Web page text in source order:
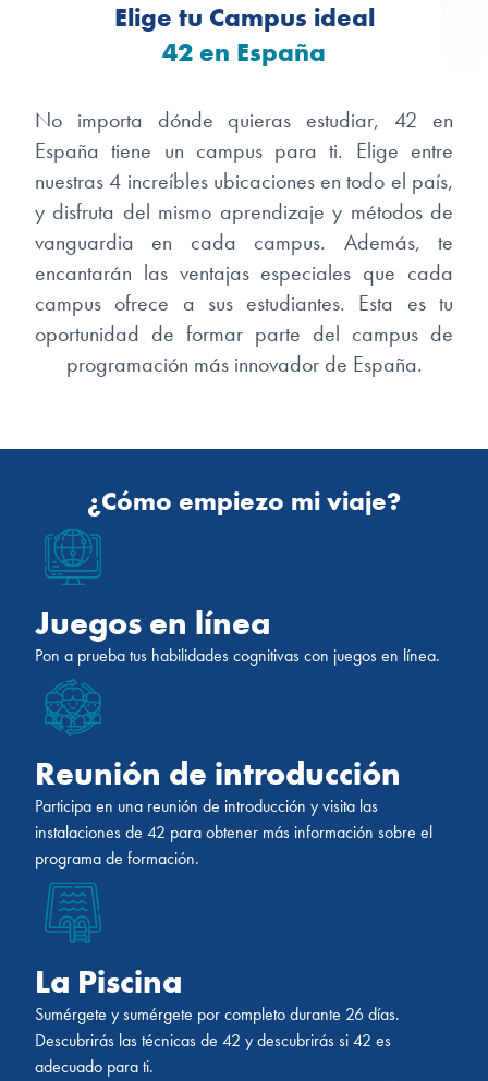
Elige tu Campus ideal
42 en España
No importa dónde quieras estudiar, 42 en
España tiene un campus para ti. Elige entre
nuestras 4 increíbles ubicaciones en todo el país,
y disfruta del mismo aprendizaje y métodos de
vanguardia en cada campus. Además, te
encantarán las ventajas especiales que cada
campus ofrece a sus estudiantes. Esta es tu
oportunidad de formar parte del campus de
programación más innovador de España.
¿Cómo empiezo mi viaje?
Juegos en línea
Pon a prueba tus habilidades cognitivas con juegos en línea.
Reunión de introducción
Participa en una reunión de introducción y visita las
instalaciones de 42 para obtener más información sobre el
programa de formación.
La Piscina
Sumérgete y sumérgete por completo durante 26 días.
Descubrirás las técnicas de 42 y descubrirás si 42 es
adecuado para ti.